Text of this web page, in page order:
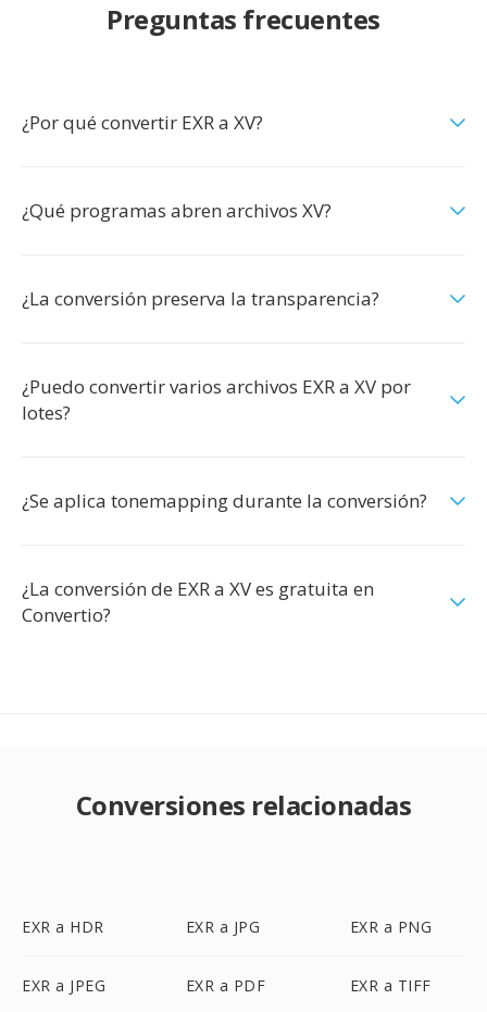
Preguntas frecuentes
¿Por qué convertir EXR a XV?
¿Qué programas abren archivos XV?
¿La conversión preserva la transparencia?
¿Puedo convertir varios archivos EXR a XV por
lotes?
¿Se aplica tonemapping durante la conversión?
¿La conversión de EXR a XV es gratuita en
Convertio?
Conversiones relacionadas
EXR a HDR EXR a JPG EXR a PNG
EXR a JPEG EXR a PDF EXR a TIFF